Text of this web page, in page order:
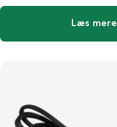
Læs mere